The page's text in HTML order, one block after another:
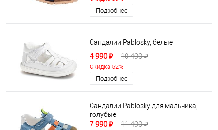
Подробнее
Сандалии Pablosky, белые
4 990 ₽ 10 490 ₽
Скидка 52%
Подробнее
Сандалии Pablosky для мальчика,
голубые
7 990 ₽ 11 490 ₽